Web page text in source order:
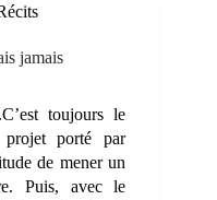
jamais
toujours le
porté par
de mener un
Puis, avec le